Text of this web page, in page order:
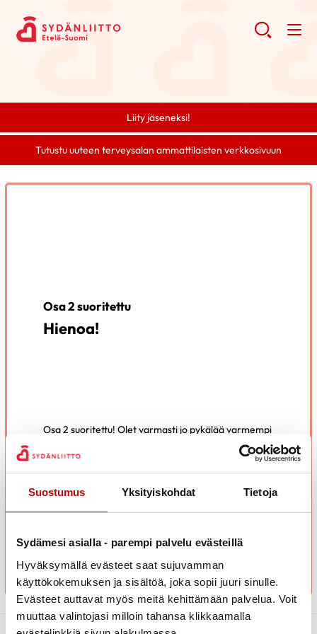
Suostumus Yksityiskohdat Tietoja
Sydämesi asialla - parempi palvelu evästeillä
Hyväksymällä evästeet saat sujuvamman
käyttökokemuksen ja sisältöä, joka sopii juuri sinulle.
Evästeet auttavat myös meitä kehittämään palvelua. Voit
muuttaa valintojasi milloin tahansa klikkaamalla
Liity jäseneksi!
Tutustu uuteen terveysalan ammattilaisten verkkosivuun
Osa 2 suoritettu
Hienoa!
Osa 2 suoritettu! Olet varmasti jo pykälää varmempi
materiaaliin tarkistamaan tietosi.
Siihen pääset tutustumaantäältä.